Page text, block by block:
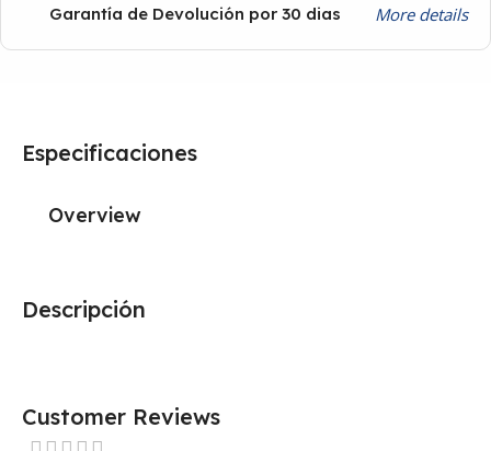
Garantía de Devolución por 30 dias More details
Descripción
Especificaciones
Overview
Customer Reviews